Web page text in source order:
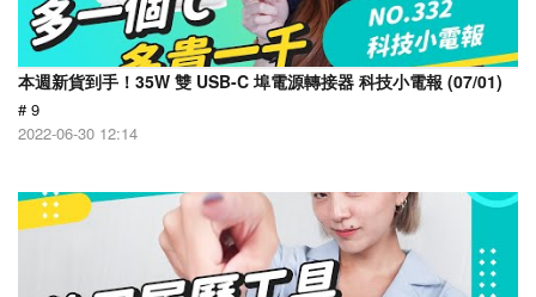
本週新貨到手！35W 雙 USB-C 埠電源轉接器 科技小電報 (07/01)
# 9
2022-06-30 12:14